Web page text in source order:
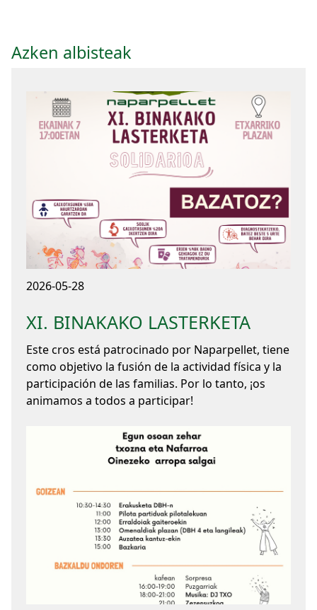
Azken albisteak
2026-05-28
XI. BINAKAKO LASTERKETA
Este cros está patrocinado por Naparpellet, tiene
como objetivo la fusión de la actividad física y la
participación de las familias. Por lo tanto, ¡os
animamos a todos a participar!